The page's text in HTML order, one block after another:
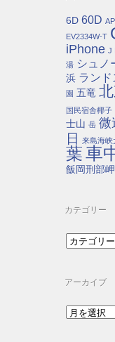
6D 60D
EV2334W-T
iPhone J
湯 シュノ
浜 ランド
園 五竜
国民宿舎椰子
士山 岳 微
日
来島海峡
葉車
飯岡刑部岬
カテゴリー
カ
ーアーカイブ
ア
ー